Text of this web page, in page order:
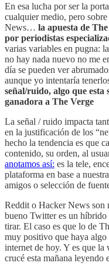
En esa lucha por ser la
cualquier medio, pero
News… la apuesta de
por periodistas
varias variables en pugna:
no hay nada nuevo no me
día se pueden ver
aunque yo intentaría
señal/ruido, algo que esta
ganadora a The Verge
La señal / ruido impacta
en la justificación de los
hecho la tendencia es que
contenido, su orden, al
anotamos así: es la tele,
plataforma en base a
amigos o selección de
Reddit o Hacker News
bueno Twitter es un híbrido
tirar. El caso es que lo de
muy positivo que haya algo
internet de hoy. Y es que la
crucé esta mañana leyendo